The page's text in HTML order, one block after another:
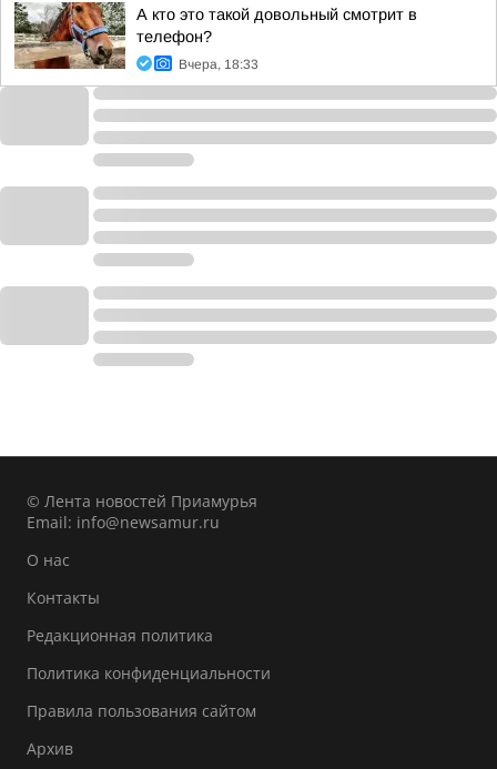
А кто это такой довольный смотрит в
телефон?
Вчера, 18:33
© Лента новостей Приамурья
Email: info@newsamur.ru
О нас
Контакты
Редакционная политика
Политика конфиденциальности
Правила пользования сайтом
Архив